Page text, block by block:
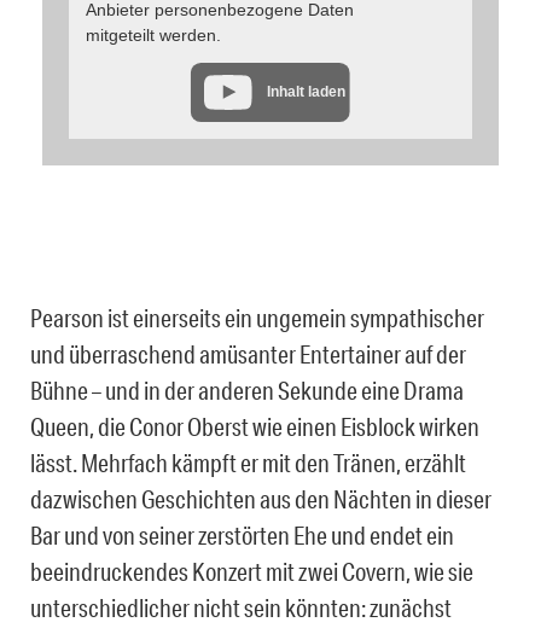
Anbieter personenbezogene Daten
mitgeteilt werden.
Inhalt laden
Pearson ist einerseits ein ungemein sympathischer
und überraschend amüsanter Entertainer auf der
Bühne – und in der anderen Sekunde eine Drama
Queen, die Conor Oberst wie einen Eisblock wirken
lässt. Mehrfach kämpft er mit den Tränen, erzählt
dazwischen Geschichten aus den Nächten in dieser
Bar und von seiner zerstörten Ehe und endet ein
beeindruckendes Konzert mit zwei Covern, wie sie
unterschiedlicher nicht sein könnten: zunächst